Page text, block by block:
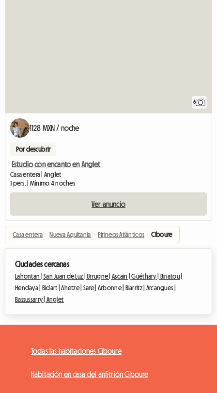
6
1128 MXN / noche
Por descubrir
Estudio con encanto en Anglet
Casa entera | Anglet
1 pers. | Mínimo 4 noches
Ver anuncio
Casa entera › Nueva Aquitania › Pirineos Atlánticos › Ciboure
Ciudades cercanas
Lahontan |San Juan de Luz |Urrugne | Ascain |Guéthary |
Biriatou |
Hendaya |
Bidart |Ahetze | Sare | Arbonne | Biarritz | Arcangues |
Bassussarry | Anglet
Todas las habitaciones Ciboure
Habitación en casa del anfitrión Ciboure